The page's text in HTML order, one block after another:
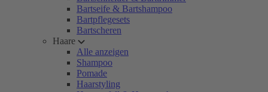
Bartseife & Bartshampoo
Bartpflegesets
Bartscheren
Haare
Alle anzeigen
Shampoo
Pomade
Haarstyling